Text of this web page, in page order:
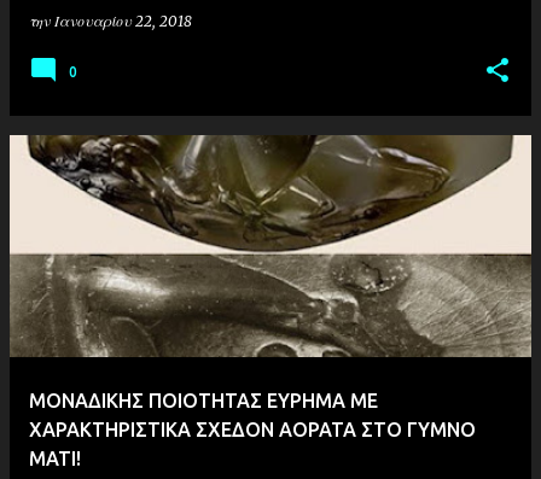
την Ιανουαρίου 22, 2018
0
ΜΟΝΑΔΙΚΗΣ ΠΟΙΟΤΗΤΑΣ ΕΥΡΗΜΑ ΜΕ
ΧΑΡΑΚΤΗΡΙΣΤΙΚΑ ΣΧΕΔΟΝ ΑΟΡΑΤΑ ΣΤΟ ΓΥΜΝΟ
ΜΑΤΙ!